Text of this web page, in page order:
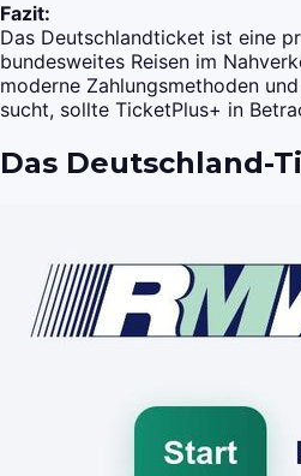
Fazit:
Das Deutschlandticket ist eine
bundesweites Reisen im
moderne Zahlungsmethoden
sucht, sollte TicketPlus+ in
Das Deutschland-